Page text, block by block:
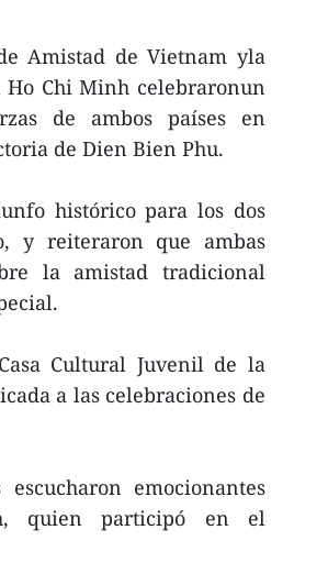
Amistad de Vietnam yla
Ho Chi Minh celebraronun
de ambos países en
de Dien Bien Phu.
histórico para los dos
y reiteraron que ambas
la amistad tradicional
Cultural Juvenil de la
a las celebraciones de
emocionantes
quien participó en el